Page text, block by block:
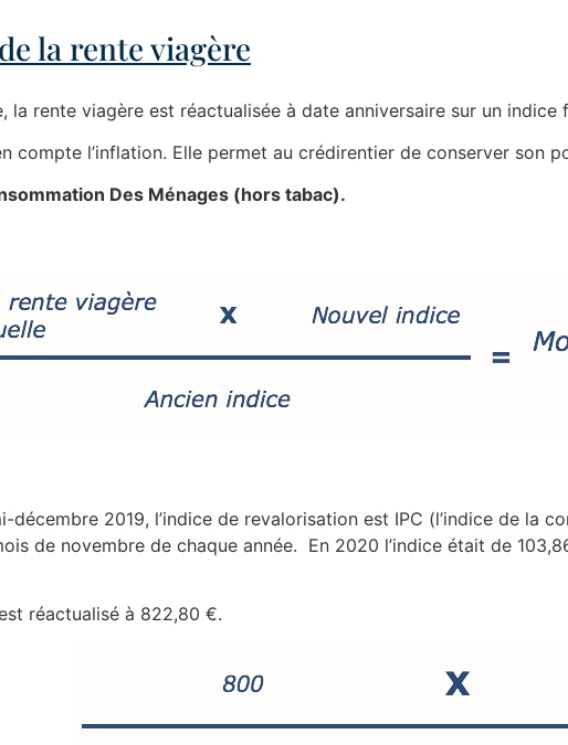
la rente viagère
la rente viagère est réactualisée à date anniversaire sur un
l’inflation. Elle permet au crédirentier de conserver son
Des Ménages (hors tabac).
décembre 2019, l’indice de revalorisation est IPC (l’indice de la
de novembre de chaque année. En 2020 l’indice était de
réactualisé à 822,80 €.